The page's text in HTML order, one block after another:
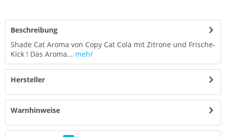
Beschreibung
Shade Cat Aroma von Copy Cat Cola mit Zitrone und Frische-
Kick ! Das Aroma... mehr
Hersteller
Warnhinweise